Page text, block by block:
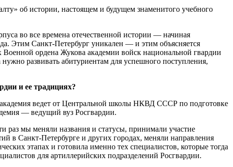
об истории, настоящем и будущем знаменитого учебного
во все времена отечественной истории — начиная
Этим Санкт-Петербург уникален — и этим объясняется
ордена Жукова академии войск национальной гвардии
развивать абитуриентам для успешного поступления,
и ее традициях?
ведет от Центральной школы НКВД СССР по подготовке
— ведущий вуз Росгвардии.
раз мы меняли названия и статусы, принимали участие
в Санкт-Петербурге и других городах, меняли направления
этапах и готовила именно тех специалистов, которые тогда
для артиллерийских подразделений Росгвардии.